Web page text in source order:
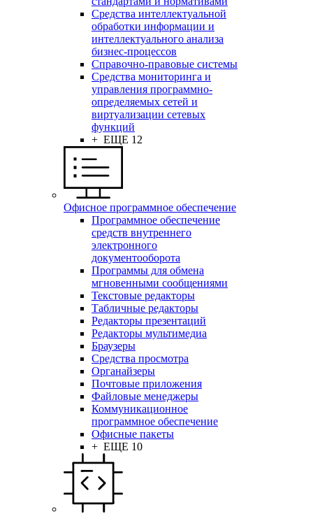
Средства интеллектуальной
обработки информации и
интеллектуального анализа
бизнес-процессов
Справочно-правовые системы
Средства мониторинга и
управления программно-
определяемых сетей и
виртуализации сетевых
функций
+ ЕЩЕ 12
Офисное программное обеспечение
Программное обеспечение
средств внутреннего
электронного
документооборота
Программы для обмена
мгновенными сообщениями
Текстовые редакторы
Табличные редакторы
Редакторы презентаций
Редакторы мультимедиа
Браузеры
Средства просмотра
Органайзеры
Почтовые приложения
Файловые менеджеры
Коммуникационное
программное обеспечение
Офисные пакеты
+ ЕЩЕ 10